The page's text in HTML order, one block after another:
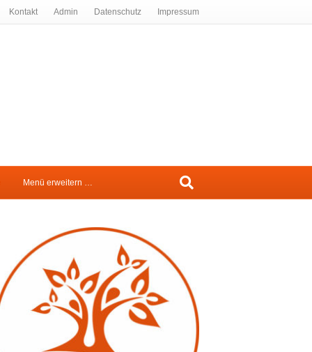
Kontakt Admin Datenschutz Impressum
Menü erweitern …